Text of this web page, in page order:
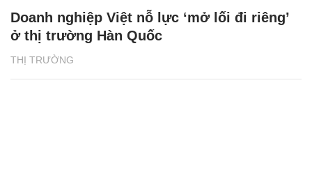
THỊ TRƯỜNG
Doanh nghiệp Việt nỗ lực ‘mở lối đi riêng’
ở thị trường Hàn Quốc